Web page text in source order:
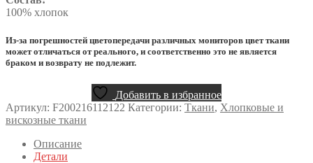
100% хлопок
Из-за погрешностей цветопередачи различных мониторов цвет ткани
может отличаться от реального, и соответственно это не является
браком и возврату не подлежит.
Добавить в избранное
Артикул: F200216112122 Категории: Ткани, Хлопковые и
вискозные ткани
Описание
Детали